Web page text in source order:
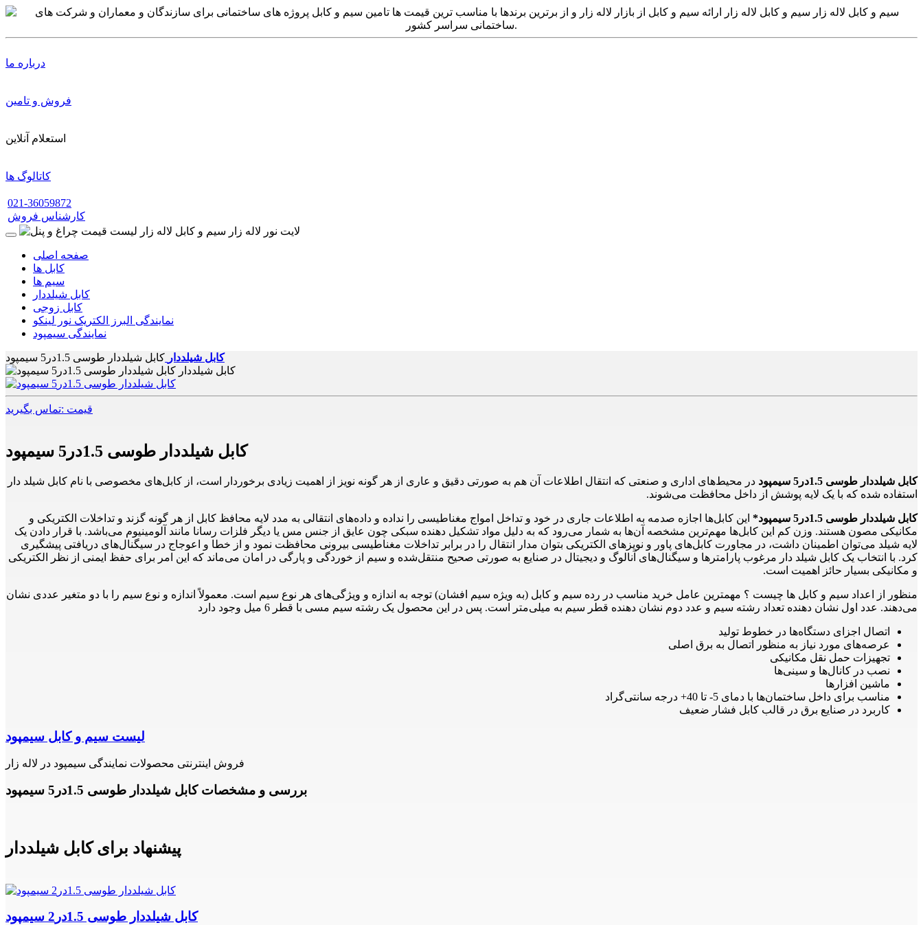
درباره ما
فروش و تامین
استعلام آنلاین
کاتالوگ ها
021-36059872
کارشناس فروش
صفحه اصلی
کابل ها
سیم ها
کابل شیلددار
کابل زوجی
نمایندگی البرز الکتریک نور لینکو
نمایندگی سیمپود
کابل شیلددار کابل شیلددار طوسی 1.5در5 سیمپود
قیمت :تماس بگیرید
کابل شیلددار طوسی 1.5در5 سیمپود
کابل شیلددار طوسی 1.5در5 سیمپود
در محیط‌های اداری و صنعتی که انتقال اطلاعات آن‌ هم به صورتی دقیق و عاری از هر گونه نویز از اهمیت زیادی برخوردار است، از کابل‌های مخصوصی با نام کابل شیلد دار
استفاده‌ شده که با یک‌ لایه پوشش از داخل محافظت می‌شوند.
کابل شیلددار طوسی 1.5در5 سیمپود*
این کابل‌ها اجازه صدمه به اطلاعات جاری در خود و تداخل امواج مغناطیسی را نداده و داده‌های انتقالی به مدد لایه محافظ کابل از هر گونه گزند و تداخلات الکتریکی و
مکانیکی مصون هستند. وزن کم این کابل‌ها مهم‌ترین مشخصه آن‌ها به شمار می‌رود که به دلیل مواد تشکیل‌ دهنده سبکی چون عایق از جنس مس یا دیگر فلزات رسانا مانند آلومینیوم می‌باشد. با قرار دادن یک‌
لایه شیلد می‌توان اطمینان داشت، در مجاورت کابل‌های پاور و نویزهای الکتریکی بتوان مدار انتقال را در برابر تداخلات مغناطیسی بیرونی محافظت نمود و از خطا و اعوجاج در سیگنال‌های دریافتی پیشگیری
کرد. با انتخاب یک کابل شیلد دار مرغوب پارامترها و سیگنال‌های آنالوگ و دیجیتال در صنایع به صورتی صحیح منتقل‌شده و سیم از خوردگی و پارگی در امان می‌ماند که این امر برای حفظ ایمنی از نظر الکتریکی
و مکانیکی بسیار حائز اهمیت است.
منظور از اعداد سیم و کابل ها چیست ؟ مهمترین عامل خرید مناسب در رده سیم و کابل (به ویژه سیم افشان) توجه به اندازه و ویژگی‌های هر نوع سیم است. معمولاً اندازه و نوع سیم را با دو متغیر عددی نشان
می‌دهند. عدد اول نشان دهنده تعداد رشته سیم و عدد دوم نشان دهنده قطر سیم به میلی‌متر است. پس در این محصول یک رشته سیم مسی با قطر 6 میل وجود دارد
اتصال اجزای دستگاه‌ها در خطوط تولید
عرصه‌های مورد نیاز به‌ منظور اتصال به برق اصلی
تجهیزات حمل نقل مکانیکی
نصب در کانال‌ها و سینی‌ها
ماشین‌ افزارها
مناسب برای داخل ساختمان‌ها با دمای 5- تا 40+ درجه سانتی‌گراد
کاربرد در صنایع برق در قالب کابل فشار ضعیف
لیست سیم و کابل سیمپود
فروش اینترنتی محصولات نمایندگی سیمپود در لاله زار
بررسی و مشخصات کابل شیلددار طوسی 1.5در5 سیمپود
پیشنهاد برای کابل شیلددار
کابل شیلددار طوسی 1.5در2 سیمپود